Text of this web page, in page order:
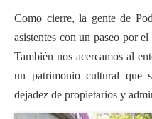
Como cierre, la gente de
asistentes con un paseo por
También nos acercamos al
un patrimonio cultural que
dejadez de propietarios y